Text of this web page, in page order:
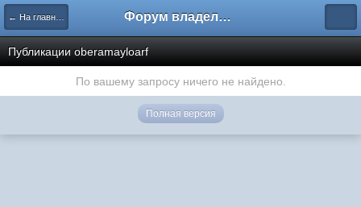
← На главную Форум владельцев интернет-магазинов
Публикации oberamayloarf
По вашему запросу ничего не найдено.
Полная версия